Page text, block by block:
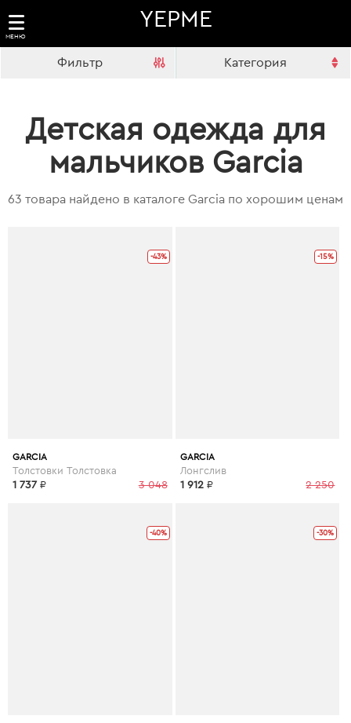
МЕНЮ
YEPME
Фильтр Категория
Детская одежда для
мальчиков Garcia
63 товара найдено в каталоге Garcia по хорошим ценам
-43%
GARCIA
Толстовки Толстовка
3 048
1 737 ₽
-15%
GARCIA
Лонгслив
2 250
1 912 ₽
-40% -30%